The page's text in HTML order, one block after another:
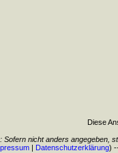
Diese
Sofern nicht anders angegeben,
| Datenschutzerklärung)